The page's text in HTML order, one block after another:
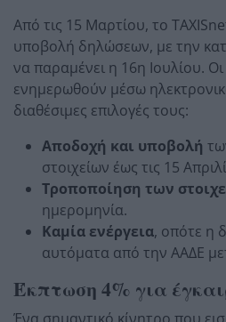
Από τις 15 Μαρτίου, το
υποβολή δηλώσεων, με την
να παραμένει η 16η Ιουλίου.
ενημερωθούν μέσω
διαθέσιμες επιλογές τους:
Αποδοχή και υποβολή
στοιχείων έως τις 15
Τροποποίηση των
ημερομηνία.
Καμία ενέργεια, οπότε η
αυτόματα από την ΑΑΔΕ
Έκπτωση 4% για